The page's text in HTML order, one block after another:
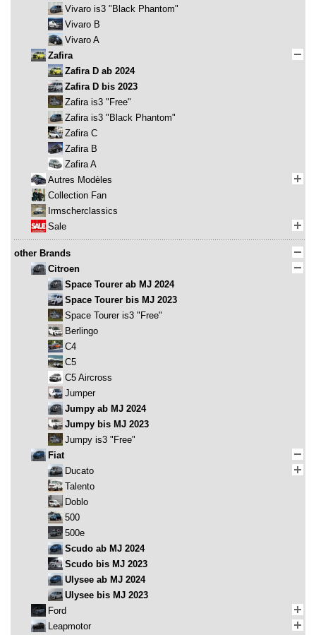
Vivaro is3 "Black Phantom"
Vivaro B
Vivaro A
Zafira
Zafira D ab 2024
Zafira D bis 2023
Zafira is3 "Free"
Zafira is3 "Black Phantom"
Zafira C
Zafira B
Zafira A
Autres Modèles
Collection Fan
Irmscherclassics
Sale
other Brands
Citroen
Space Tourer ab MJ 2024
Space Tourer bis MJ 2023
Space Tourer is3 "Free"
Berlingo
C4
C5
C5 Aircross
Jumper
Jumpy ab MJ 2024
Jumpy bis MJ 2023
Jumpy is3 "Free"
Fiat
Ducato
Talento
Doblo
500
500e
Scudo ab MJ 2024
Scudo bis MJ 2023
Ulysee ab MJ 2024
Ulysee bis MJ 2023
Ford
Leapmotor